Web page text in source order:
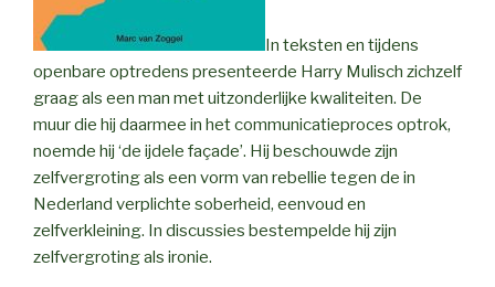
In teksten en tijdens
openbare optredens presenteerde Harry Mulisch zichzelf
graag als een man met uitzonderlijke kwaliteiten. De
muur die hij daarmee in het communicatieproces optrok,
noemde hij ‘de ijdele façade’. Hij beschouwde zijn
zelfvergroting als een vorm van rebellie tegen de in
Nederland verplichte soberheid, eenvoud en
zelfverkleining. In discussies bestempelde hij zijn
zelfvergroting als ironie.